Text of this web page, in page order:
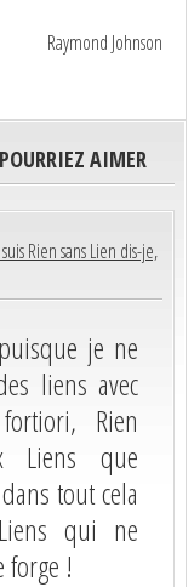
Raymond Johnson
AIMER
suis Rien sans Lien dis-je,
je ne
liens avec
Rien
Liens que
tout cela
qui ne
forge !